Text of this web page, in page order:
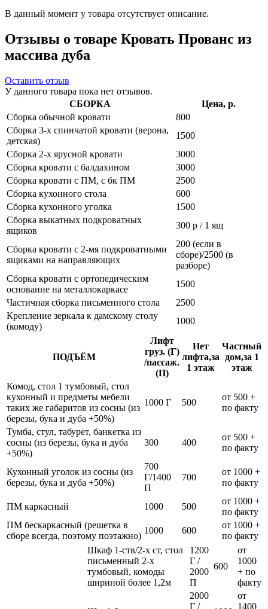
В данный момент у товара отсутствует описание.
Отзывы о товаре Кровать Прованс из
массива дуба
Оставить отзыв
У данного товара пока нет отзывов.
СБОРКА
Цена, р.
Сборка обычной кровати
800
Сборка 3-х спинчатой кровати (верона,
детская)
1500
Сборка 2-х ярусной кровати
3000
Сборка кровати с балдахином
3000
Сборка кровати с ПМ, с бк ПМ
2500
Сборка кухонного стола
600
Сборка кухонного уголка
1500
Сборка выкатных подкроватных
ящиков
300 р / 1 ящ
Сборка кровати с 2-мя подкроватными
ящиками на направляющих
200 (если в
сборе)/2500 (в
разборе)
Сборка кровати с ортопедическим
основание на металлокаркасе
1500
Частичная сборка письменного стола
2500
Крепление зеркала к дамскому столу
(комоду)
1000
ПОДЪЁМ
Лифт
груз. (Г)
/пассаж.
(П)
Нет
лифта,за
1 этаж
Частный
дом,за 1
этаж
Комод, стол 1 тумбовый, стол
кухонный и предметы мебели
таких же габаритов из сосны (из
березы, бука и дуба +50%)
1000 Г 500
от 500 +
по факту
Тумба, стул, табурет, банкетка из
сосны (из березы, бука и дуба
+50%)
300 400
от 500 +
по факту
Кухонный уголок из сосны (из
березы, бука и дуба +50%)
700
Г/1400
П
700
от 1000 +
по факту
ПМ каркасный 1000 500
от 1000 +
по факту
ПМ бескаркасный (решетка в
сборе всегда, поэтому поэтажно)
1000 600
от 1000 +
по факту
Шкаф 1-ств/2-х ст, стол
письменный 2-х
тумбовый, комоды
шириной более 1,2м
1200
Г /
2000
П
600
от
1000
+ по
факту
2000
Г /
от
1400